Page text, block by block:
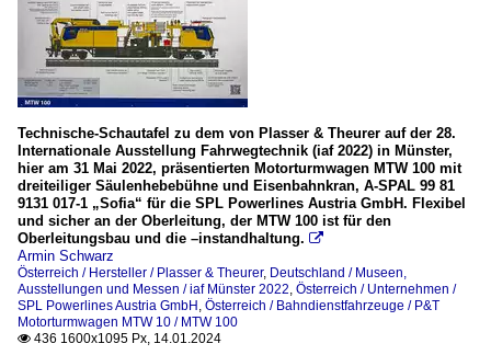
Technische-Schautafel zu dem von Plasser & Theurer auf der 28.
Internationale Ausstellung Fahrwegtechnik (iaf 2022) in Münster,
hier am 31 Mai 2022, präsentierten Motorturmwagen MTW 100 mit
dreiteiliger Säulenhebebühne und Eisenbahnkran, A-SPAL 99 81
9131 017-1 „Sofia“ für die SPL Powerlines Austria GmbH. Flexibel
und sicher an der Oberleitung, der MTW 100 ist für den
Oberleitungsbau und die –instandhaltung. 
Armin Schwarz
Österreich / Hersteller / Plasser & Theurer, Deutschland / Museen,
Ausstellungen und Messen / iaf Münster 2022 Österreich / Unternehmen /
SPL Powerlines Austria GmbH Österreich / Bahndienstfahrzeuge / P&T
Motorturmwagen MTW 10 / MTW 100
 436 1600x1095 Px, 14.01.2024